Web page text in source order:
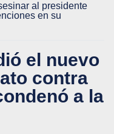
al presidente
en su
el nuevo
contra
a la